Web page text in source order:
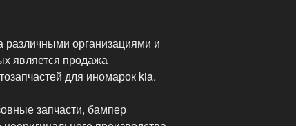
различными организациями и
является продажа
для иномарок kia.
запчасти, бампер